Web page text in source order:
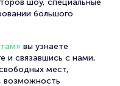
большого
вы узнаете
и связавшись с нами,
мест,
возможность